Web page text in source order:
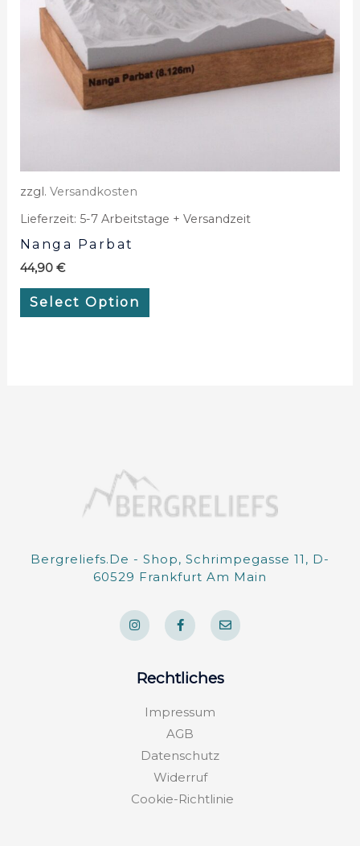
zzgl. Versandkosten
Lieferzeit: 5-7 Arbeitstage + Versandzeit
Nanga Parbat
44,90 €
Select Option
Bergreliefs.de - Shop, Schrimpegasse 11, D-
60529 Frankfurt Am Main
I
n
s
t
r
F
a
c
e
o
o
f
E
n
v
e
Rechtliches
Impressum
AGB
Datenschutz
Widerruf
Cookie-Richtlinie